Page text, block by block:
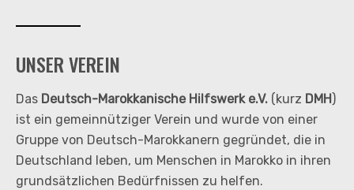
UNSER VEREIN
Das Deutsch-Marokkanische Hilfswerk e.V. (kurz DMH)
ist ein gemeinnütziger Verein und wurde von einer
Gruppe von Deutsch-Marokkanern gegründet, die in
Deutschland leben, um Menschen in Marokko in ihren
grundsätzlichen Bedürfnissen zu helfen.